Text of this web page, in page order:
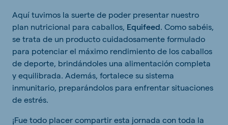
Aquí tuvimos la suerte de poder presentar nuestro
plan nutricional para caballos, Equifeed . Como sabéis,
se trata de un producto cuidadosamente formulado
para potenciar el máximo rendimiento de los caballos
de deporte, brindándoles una alimentación completa
y equilibrada. Además, fortalece su sistema
inmunitario, preparándolos para enfrentar situaciones
de estrés.
¡Fue todo placer compartir esta jornada con toda la